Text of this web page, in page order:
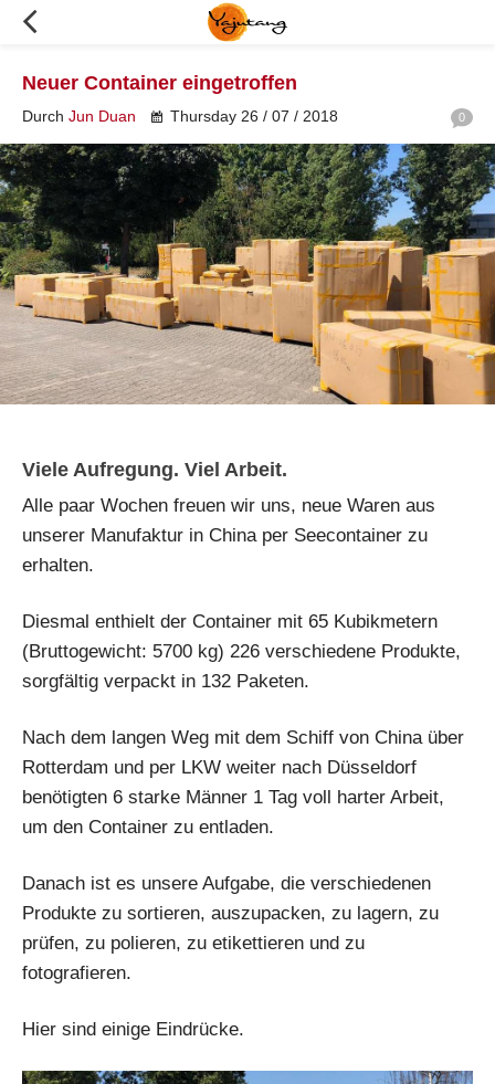
Neuer Container eingetroffen
Durch Jun Duan Thursday 26 / 07 / 2018 0
Viele Aufregung. Viel Arbeit.
Alle paar Wochen freuen wir uns, neue Waren aus
unserer Manufaktur in China per Seecontainer zu
erhalten.
Diesmal enthielt der Container mit 65 Kubikmetern
(Bruttogewicht: 5700 kg) 226 verschiedene Produkte,
sorgfältig verpackt in 132 Paketen.
Nach dem langen Weg mit dem Schiff von China über
Rotterdam und per LKW weiter nach Düsseldorf
benötigten 6 starke Männer 1 Tag voll harter Arbeit,
um den Container zu entladen.
Danach ist es unsere Aufgabe, die verschiedenen
Produkte zu sortieren, auszupacken, zu lagern, zu
prüfen, zu polieren, zu etikettieren und zu
fotografieren.
Hier sind einige Eindrücke.